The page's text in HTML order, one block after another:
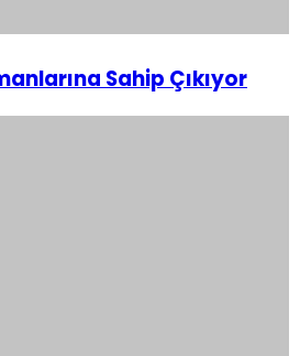
Sahip Çıkıyor